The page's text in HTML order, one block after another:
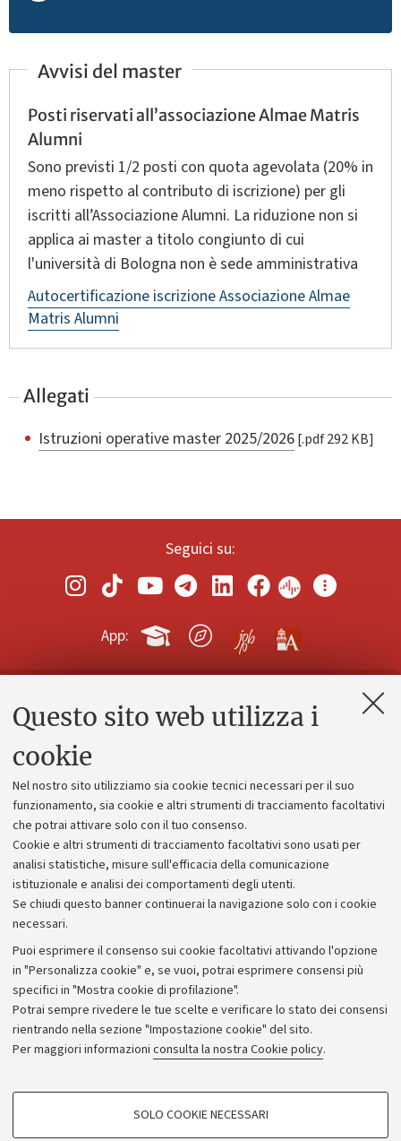
Questo sito web utilizza i
cookie
Nel nostro sito utilizziamo sia cookie tecnici necessari per il suo
funzionamento, sia cookie e altri strumenti di tracciamento facoltativi
che potrai attivare solo con il tuo consenso.
Cookie e altri strumenti di tracciamento facoltativi sono usati per
analisi statistiche, misure sull'efficacia della comunicazione
istituzionale e analisi dei comportamenti degli utenti.
Se chiudi questo banner continuerai la navigazione solo con i cookie
necessari.
Puoi esprimere il consenso sui cookie facoltativi attivando l'opzione
in "Personalizza cookie" e, se vuoi, potrai esprimere consensi più
specifici in "Mostra cookie di profilazione".
Potrai sempre rivedere le tue scelte e verificare lo stato dei consensi
rientrando nella sezione "Impostazione cookie" del sito.
Per maggiori informazioni consulta la nostra Cookie policy.
COOKIE DI PROFILAZIONE - FACOLTATIVI
SOLO COOKIE NECESSARI
Avvisi del master
Posti riservati all’associazione Almae Matris
Alumni
Sono previsti 1/2 posti con quota agevolata (20% in
meno rispetto al contributo di iscrizione) per gli
iscritti all’Associazione Alumni. La riduzione non si
applica ai master a titolo congiunto di cui
l'università di Bologna non è sede amministrativa
Autocertificazione iscrizione Associazione Almae
Matris Alumni
Allegati
Istruzioni operative master 2025/2026[.pdf 292 KB]
Seguici su:
App:
Contatti e PEC
Alumni community
Piano strategico
Bilanci
Donazioni e 5x1000
Bandi, gare e concorsi
Albo online
Amministrazione trasparente
Atti di notifica
Informazioni sul sito e accessibilità
Dichiarazione di accessibilità
Privacy e note legali